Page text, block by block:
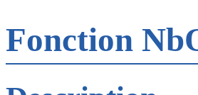
Fonction